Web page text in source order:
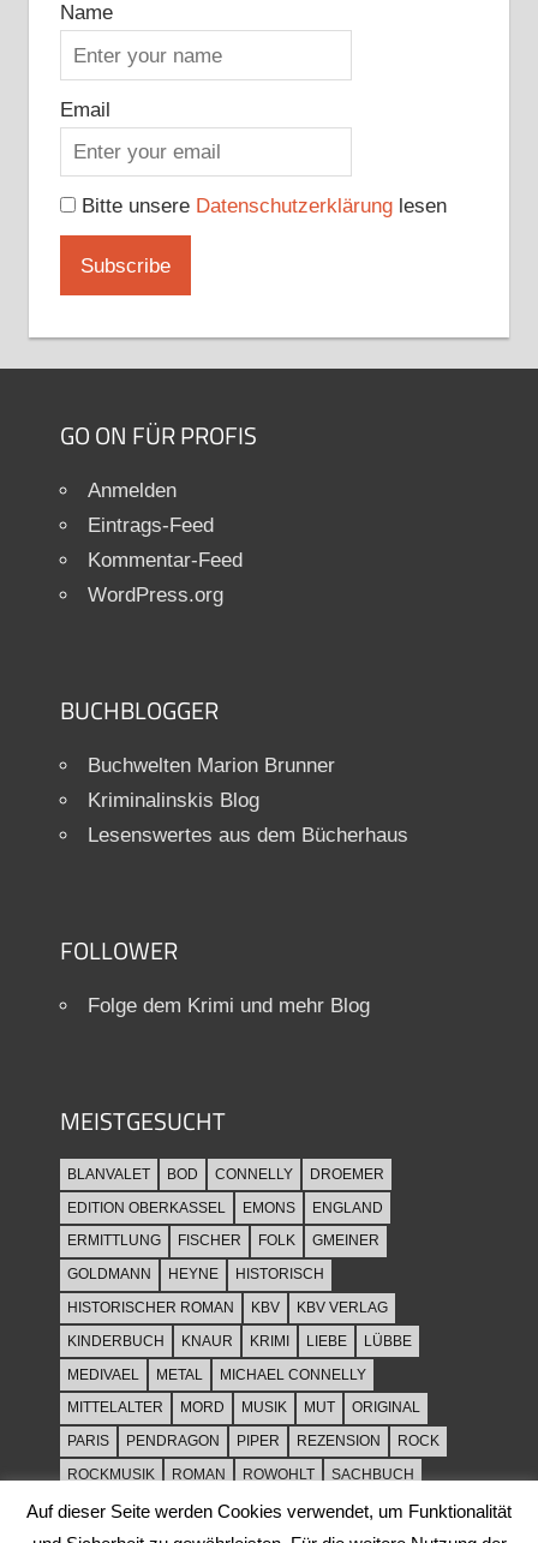
Name
Email
Bitte unsere Datenschutzerklärunglesen
GO ON FÜR PROFIS
Anmelden
Eintrags-Feed
Kommentar-Feed
WordPress.org
BUCHBLOGGER
Buchwelten Marion Brunner
Kriminalinskis Blog
Lesenswertes aus dem Bücherhaus
FOLLOWER
Folge dem Krimi und mehr Blog
MEISTGESUCHT
BLANVALET BOD CONNELLY
DROEMER
EDITION OBERKASSEL
EMONS
ENGLAND
ERMITTLUNG
FISCHER FOLK
GMEINER
GOLDMANN
HEYNE
HISTORISCH
HISTORISCHER ROMAN
KBV
KBV VERLAG
KINDERBUCH
KNAUR KRIMI LIEBE
LÜBBE
MEDIVAEL
METAL
MICHAEL CONNELLY
MITTELALTER
MORD MUSIK MUT
ORIGINAL
PARIS
PENDRAGON PIPER REZENSION
ROCK
ROCKMUSIK
ROMAN ROWOHLT
SACHBUCH
SPANNUNG
SYLT THRILLER TOD
ULLSTEIN
Auf dieser Seite werden Cookies verwendet, um Funktionalität